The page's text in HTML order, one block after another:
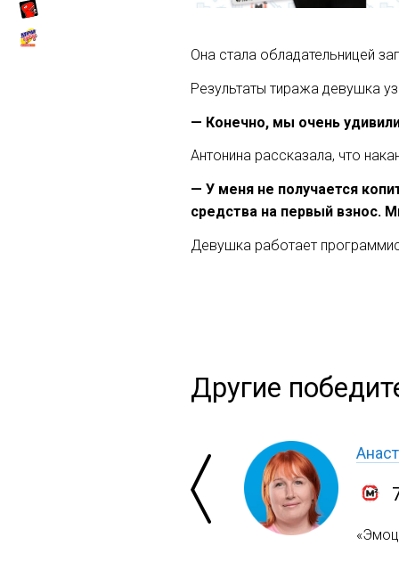
Она стала обладательницей
Результаты тиража девушка
— Конечно, мы очень
Антонина рассказала, что
— У меня не получается
средства на первый взнос.
Девушка работает
Другие